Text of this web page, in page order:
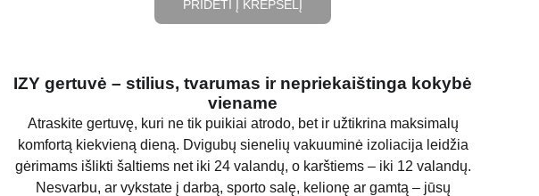
PRIDĖTI Į KREPŠELĮ
IZY gertuvė – stilius, tvarumas ir nepriekaištinga kokybė
viename
Atraskite gertuvę, kuri ne tik puikiai atrodo, bet ir užtikrina maksimalų
komfortą kiekvieną dieną. Dvigubų sienelių vakuuminė izoliacija leidžia
gėrimams išlikti šaltiems net iki 24 valandų, o karštiems – iki 12 valandų.
Nesvarbu, ar vykstate į darbą, sporto salę, kelionę ar gamtą – jūsų